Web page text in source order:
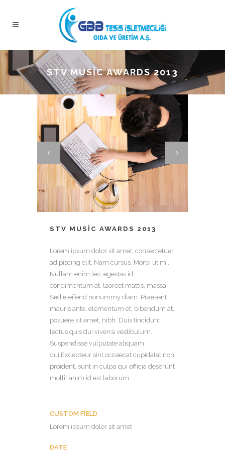
STV MUSIC AWARDS 2013
STV MUSIC AWARDS 2013
Lorem ipsum dolor sit amet, consectetuer
adipiscing elit. Nam cursus. Morbi ut mi.
Nullam enim leo, egestas id,
condimentum at, laoreet mattis, massa.
Sed eleifend nonummy diam. Praesent
mauris ante, elementum et, bibendum at,
posuere sit amet, nibh. Duis tincidunt
lectus quis dui viverra vestibulum.
Suspendisse vulputate aliquam
dui.Excepteur sint occaecat cupidatat non
proident, sunt in culpa qui officia deserunt
mollit anim id est laborum
CUSTOM FIELD
Lorem ipsum dolor sit amet
DATE